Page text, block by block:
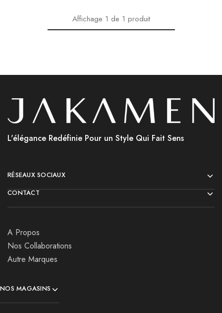
Affichage 1 de 1 produit
L'élégance Redéfinie Pour un Style Qui Fait Sens
RÉSEAUX SOCIAUX
CONTACT
A Propos
Nos Collaborations
Autre Marques
NOS MAGASINS